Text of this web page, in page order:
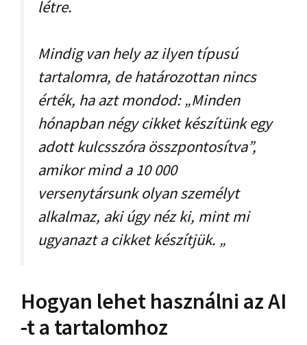
létre.
Mindig van hely az ilyen típusú
tartalomra, de határozottan nincs
érték, ha azt mondod: „Minden
hónapban négy cikket készítünk egy
adott kulcsszóra összpontosítva”,
amikor mind a 10 000
versenytársunk olyan személyt
alkalmaz, aki úgy néz ki, mint mi
ugyanazt a cikket készítjük. „
Hogyan lehet használni az AI
-t a tartalomhoz